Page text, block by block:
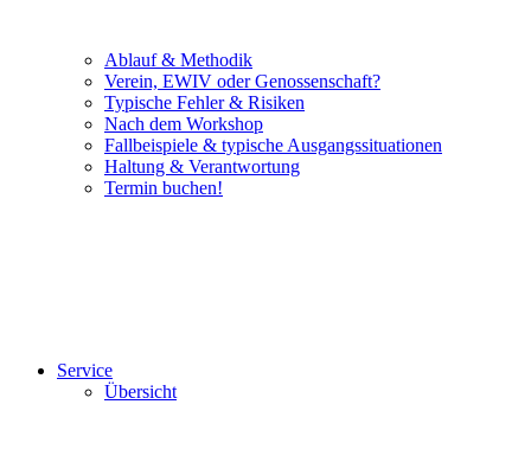
Ablauf & Methodik
Verein, EWIV oder Genossenschaft?
Typische Fehler & Risiken
Nach dem Workshop
Fallbeispiele & typische Ausgangssituationen
Haltung & Verantwortung
Termin buchen!
Service
Übersicht